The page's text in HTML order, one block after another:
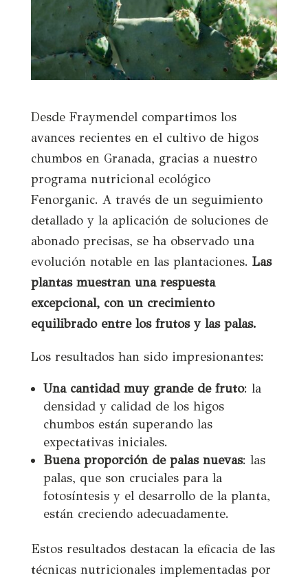
Desde Fraymendel compartimos los
avances recientes en el cultivo de higos
chumbos en Granada, gracias a nuestro
programa nutricional ecológico
Fenorganic. A través de un seguimiento
detallado y la aplicación de soluciones de
abonado precisas, se ha observado una
evolución notable en las plantaciones. Las
plantas muestran una respuesta
excepcional, con un crecimiento
equilibrado entre los frutos y las palas.
Los resultados han sido impresionantes:
Una cantidad muy grande de fruto: la
densidad y calidad de los higos
chumbos están superando las
expectativas iniciales.
Buena proporción de palas nuevas: las
palas, que son cruciales para la
fotosíntesis y el desarrollo de la planta,
están creciendo adecuadamente.
Estos resultados destacan la eficacia de las
técnicas nutricionales implementadas por